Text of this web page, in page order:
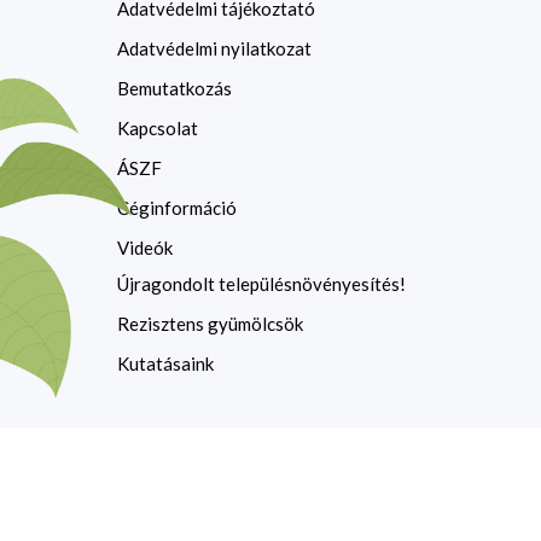
Adatvédelmi tájékoztató
Adatvédelmi nyilatkozat
Bemutatkozás
Kapcsolat
ÁSZF
Céginformáció
Videók
Újragondolt településnövényesítés!
Rezisztens gyümölcsök
Kutatásaink